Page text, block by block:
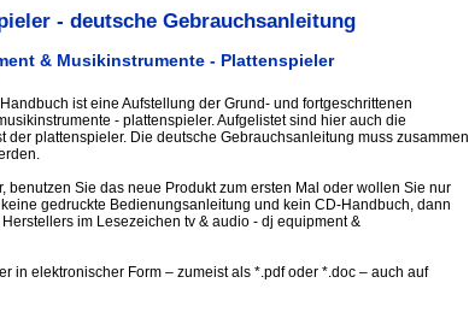
- deutsche Gebrauchsanleitung
& Musikinstrumente - Plattenspieler
ist eine Aufstellung der Grund- und fortgeschrittenen
- plattenspieler. Aufgelistet sind hier auch die
plattenspieler. Die deutsche Gebrauchsanleitung muss zusammen
Sie das neue Produkt zum ersten Mal oder wollen Sie nur
gedruckte Bedienungsanleitung und kein CD-Handbuch, dann
im Lesezeichen tv & audio - dj equipment &
in elektronischer Form – zumeist als *.pdf oder *.doc – auch auf